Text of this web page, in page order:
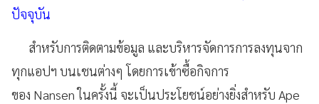
ปัจจุบัน
สำหรับการติดตามข้อมูล และบริหารจัดการการลงทุนจาก
ทุกแอปฯ บนเชนต่างๆ โดยการเข้าซื้อกิจการ
ของ Nansen ในครั้งนี้ จะเป็นประโยชน์อย่างยิ่งสำหรับ Ape